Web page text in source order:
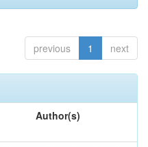
previous 1 next
Author(s)